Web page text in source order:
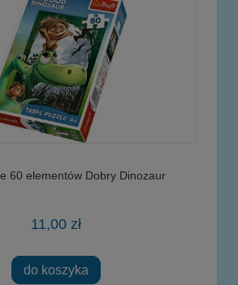
60 elementów Dobry Dinozaur
11,00 zł
do koszyka